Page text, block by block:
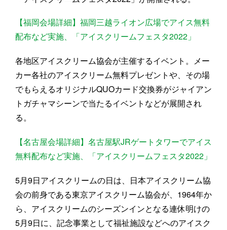
【福岡会場詳細】福岡三越ライオン広場でアイス無料
配布など実施、「アイスクリームフェスタ2022」
各地区アイスクリーム協会が主催するイベント。メー
カー各社のアイスクリーム無料プレゼントや、その場
でもらえるオリジナルQUOカード交換券がジャイアン
トガチャマシーンで当たるイベントなどが展開され
る。
【名古屋会場詳細】名古屋駅JRゲートタワーでアイス
無料配布など実施、「アイスクリームフェスタ2022」
5月9日アイスクリームの日は、日本アイスクリーム協
会の前身である東京アイスクリーム協会が、1964年か
ら、アイスクリームのシーズンインとなる連休明けの
5月9日に、記念事業として福祉施設などへのアイスク